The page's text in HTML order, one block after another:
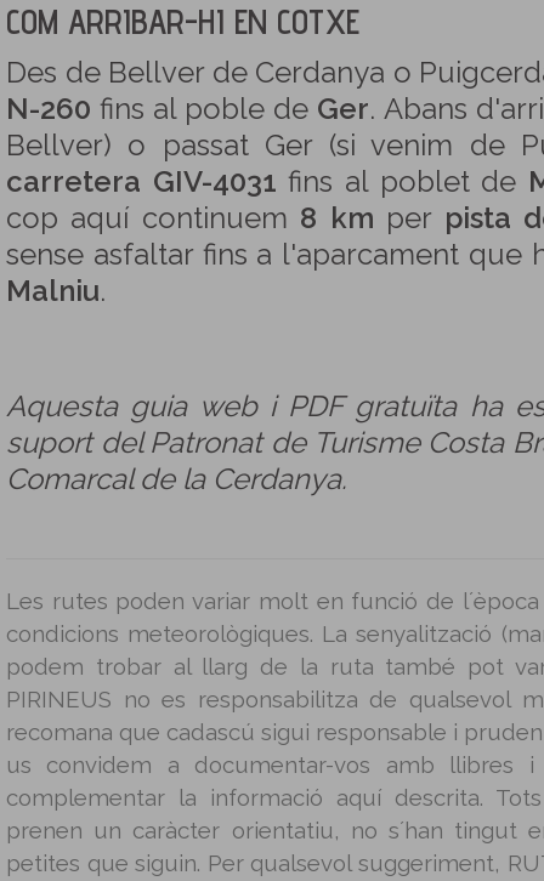
COM ARRIBAR-HI EN COTXE
Des de Bellver de Cerdanya o
N-260 fins al poble de Ger. Abans
Bellver) o passat Ger (si venim de
carretera GIV-4031 fins al poblet de
cop aquí continuem 8 km per pista
sense asfaltar fins a l'aparcament que
Malniu.
Aquesta guia web i PDF gratuïta ha
suport del Patronat de Turisme Costa
Comarcal de la Cerdanya.
Les rutes poden variar molt en funció de
condicions meteorològiques. La senyalització
podem trobar al llarg de la ruta també pot
PIRINEUS no es responsabilitza de qualsevol
recomana que cadascú sigui responsable i
us convidem a documentar-vos amb llibres i
complementar la informació aquí descrita.
prenen un caràcter orientatiu, no s´han tingut
petites que siguin. Per qualsevol suggeriment,